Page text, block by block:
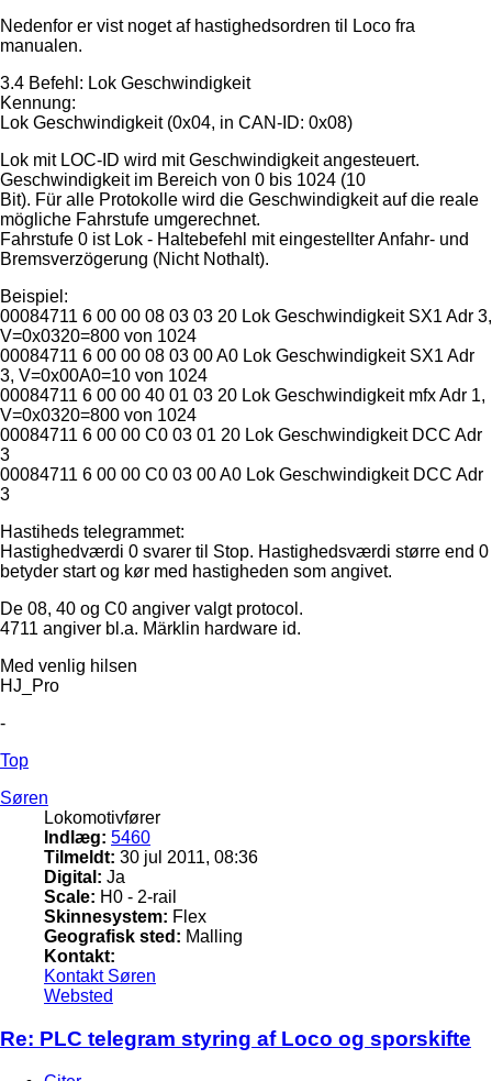
Nedenfor er vist noget af hastighedsordren til Loco fra
manualen.
3.4 Befehl: Lok Geschwindigkeit
Kennung:
Lok Geschwindigkeit (0x04, in CAN-ID: 0x08)
Lok mit LOC-ID wird mit Geschwindigkeit angesteuert.
Geschwindigkeit im Bereich von 0 bis 1024 (10
Bit). Für alle Protokolle wird die Geschwindigkeit auf die reale
mögliche Fahrstufe umgerechnet.
Fahrstufe 0 ist Lok - Haltebefehl mit eingestellter Anfahr- und
Bremsverzögerung (Nicht Nothalt).
Beispiel:
00084711 6 00 00 08 03 03 20 Lok Geschwindigkeit SX1 Adr 3,
V=0x0320=800 von 1024
00084711 6 00 00 08 03 00 A0 Lok Geschwindigkeit SX1 Adr
3, V=0x00A0=10 von 1024
00084711 6 00 00 40 01 03 20 Lok Geschwindigkeit mfx Adr 1,
V=0x0320=800 von 1024
00084711 6 00 00 C0 03 01 20 Lok Geschwindigkeit DCC Adr
3
00084711 6 00 00 C0 03 00 A0 Lok Geschwindigkeit DCC Adr
3
Hastiheds telegrammet:
Hastighedværdi 0 svarer til Stop. Hastighedsværdi større end 0
betyder start og kør med hastigheden som angivet.
De 08, 40 og C0 angiver valgt protocol.
4711 angiver bl.a. Märklin hardware id.
Med venlig hilsen
HJ_Pro
-
Top
Søren
Lokomotivfører
Indlæg: 5460
Tilmeldt: 30 jul 2011, 08:36
Digital: Ja
Scale: H0 - 2-rail
Skinnesystem: Flex
Geografisk sted: Malling
Kontakt:
Kontakt Søren
Websted
Re: PLC telegram styring af Loco og sporskifte